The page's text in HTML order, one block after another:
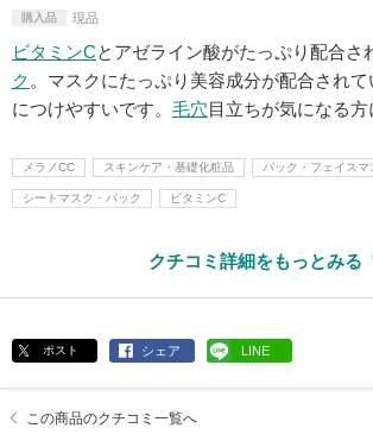
購入品 現品
ビタミンCとアゼライン酸がたっぷり配合さ
ク 。マスクにたっぷり美容成分が配合され
につけやすいです。 毛穴目立ちが気になる方
メラノCC スキンケア・基礎化粧品 パック・フェイスマ
シートマスク・パック ビタミンC
クチコミ詳細をもっとみる
ポスト シェア LINE
この商品のクチコミ一覧へ